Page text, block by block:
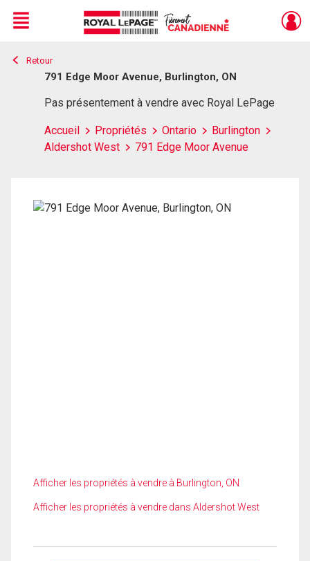
Live
En Direct
Menu
Retour
791 Edge Moor Avenue, Burlington, ON
Pas présentement à vendre avec Royal LePage
Accueil Propriétés Ontario
Burlington
Aldershot West
791 Edge Moor Avenue
Afficher les propriétés à vendre à Burlington, ON
Afficher les propriétés à vendre dans Aldershot West